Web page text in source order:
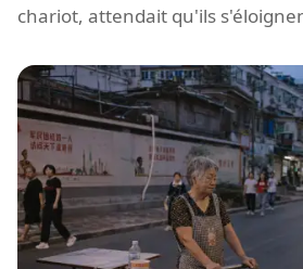
chariot, attendait qu'ils